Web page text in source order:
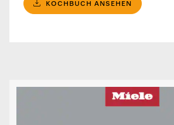
KOCHBUCH ANSEHEN